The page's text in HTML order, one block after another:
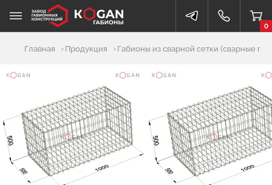
0
Добавлено в корзину
Главная Продукция Габионы из сварной сетки (сварные